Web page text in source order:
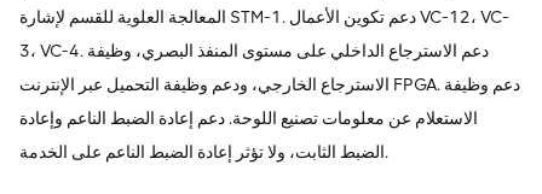
المعالجة العلوية للقسم لإشارة STM-1. دعم تكوين الأعمال VC-12، VC-
3، VC-4. دعم الاسترجاع الداخلي على مستوى المنفذ البصري، وظيفة
الاسترجاع الخارجي، ودعم وظيفة التحميل عبر الإنترنت FPGA. دعم وظيفة
الاستعلام عن معلومات تصنيع اللوحة. دعم إعادة الضبط الناعم وإعادة
الضبط الثابت، ولا تؤثر إعادة الضبط الناعم على الخدمة.